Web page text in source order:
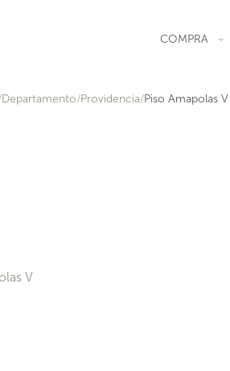
COMPRA
Departamento Providencia Piso Amapolas V